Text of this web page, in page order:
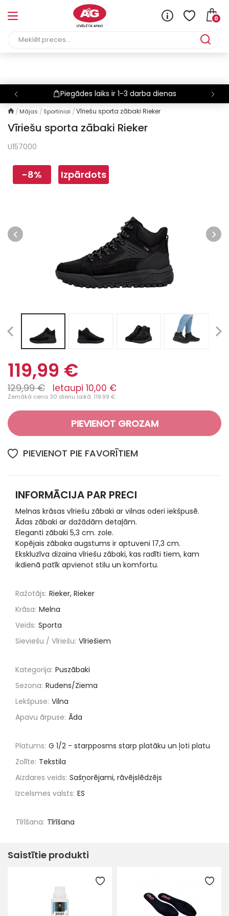
0
Bezmaksas piegāde
Mājas Sportiniai Vīriešu sporta zābaki Rieker
Vīriešu sporta zābaki Rieker
U157000
-8% Izpārdots
119,99 €
129,99 € Ietaupi 10,00 €
Zemākā cena 30 dienu laikā: 119.99 €
PIEVIENOT GROZAM
PIEVIENOT PIE FAVORĪTIEM
INFORMĀCIJA PAR PRECI
Melnas krāsas vīriešu zābaki ar vilnas oderi iekšpusē.
Ādas zābaki ar dažādām detaļām.
Eleganti zābaki 5,3 cm. zole.
Kopējais zābaka augstums ir aptuveni 17,3 cm.
Ekskluzīva dizaina vīriešu zābaki, kas radīti tiem, kam
ikdienā patīk apvienot stilu un komfortu.
Ražotājs: Rieker, Rieker
Krāsa: Melna
Veids: Sporta
Sieviešu / Vīriešu: Vīriešiem
Kategorija: Puszābaki
Sezona: Rudens/Ziema
Lekšpuse: Vilna
Apavu ārpuse: Āda
Platums: G 1/2 - starpposms starp platāku un ļoti platu
Zolīte: Tekstila
Aizdares veids: Sašņorējami, rāvējslēdzējs
Izcelsmes valsts: ES
Tīrīšana: Tīrīšana
Saistītie produkti